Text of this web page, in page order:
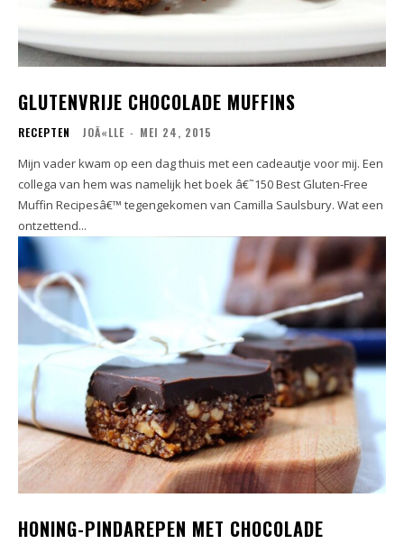
GLUTENVRIJE CHOCOLADE MUFFINS
RECEPTEN JOÃ«LLE - MEI 24, 2015
Mijn vader kwam op een dag thuis met een cadeautje voor mij. Een
collega van hem was namelijk het boek â€˜150 Best Gluten-Free
Muffin Recipesâ€™ tegengekomen van Camilla Saulsbury. Wat een
ontzettend...
HONING-PINDAREPEN MET CHOCOLADE